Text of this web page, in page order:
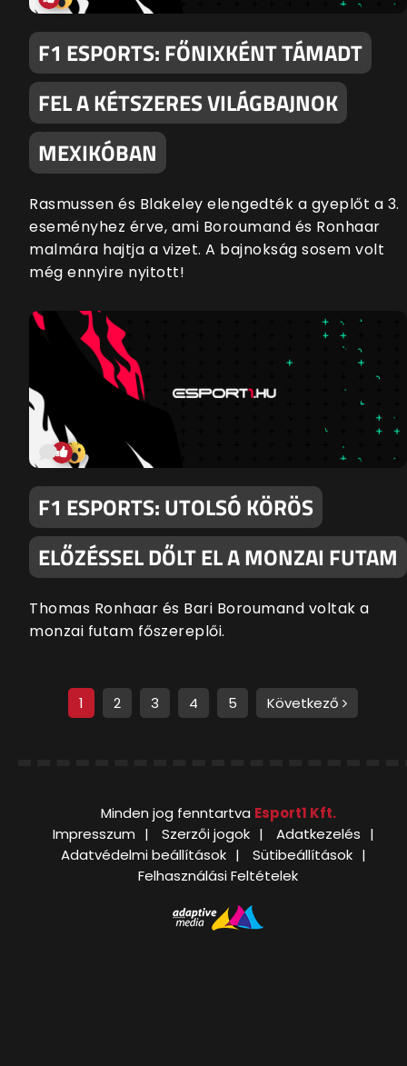
F1 ESPORTS: FŐNIXKÉNT TÁMADT
FEL A KÉTSZERES VILÁGBAJNOK
MEXIKÓBAN
Rasmussen és Blakeley elengedték a gyeplőt a 3.
eseményhez érve, ami Boroumand és Ronhaar
malmára hajtja a vizet. A bajnokság sosem volt
még ennyire nyitott!
F1 ESPORTS: UTOLSÓ KÖRÖS
ELŐZÉSSEL DŐLT EL A MONZAI FUTAM
Thomas Ronhaar és Bari Boroumand voltak a
monzai futam főszereplői.
1 2 3 4 5 Következő
Minden jog fenntartva Esport1 Kft.
Impresszum
Szerzői jogok
Adatkezelés
Adatvédelmi beállítások
Sütibeállítások
Felhasználási Feltételek